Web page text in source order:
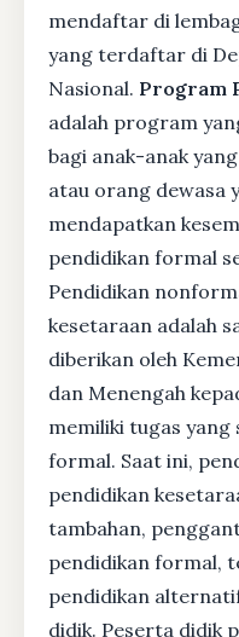
mendaftar di
yang terdaftar di
Nasional. Program
adalah program
bagi anak-anak
atau orang dewasa
mendapatkan
pendidikan formal
Pendidikan
kesetaraan adalah
diberikan oleh
dan Menengah
memiliki tugas yang
formal. Saat ini,
pendidikan
tambahan,
pendidikan formal,
pendidikan
didik. Peserta didik